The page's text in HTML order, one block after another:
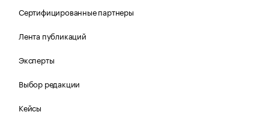
Сертифицированные партнеры
Лента публикаций
Эксперты
Выбор редакции
Кейсы